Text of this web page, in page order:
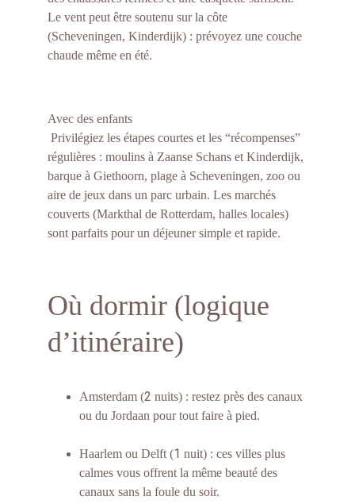
Le vent peut être soutenu sur la côte
(Scheveningen, Kinderdijk) : prévoyez une couche
chaude même en été.
Avec des enfants
régulières : moulins à Zaanse Schans et Kinderdijk,
barque à Giethoorn, plage à Scheveningen, zoo ou
aire de jeux dans un parc urbain. Les marchés
couverts (Markthal de Rotterdam, halles locales)
sont parfaits pour un déjeuner simple et rapide.
Où dormir (logique
d’itinéraire)
Amsterdam (2 nuits) : restez près des canaux
ou du Jordaan pour tout faire à pied.
Haarlem ou Delft (1 nuit) : ces villes plus
calmes vous offrent la même beauté des
canaux sans la foule du soir.